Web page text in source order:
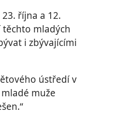
října a 12.
mladých
i zbývajícími
ústředí v
muže